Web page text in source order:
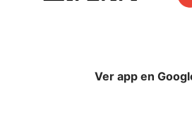
Ver app en